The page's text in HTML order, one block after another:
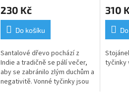
230 Kč
Do košíku
Santalové dřevo pochází z
Indie a tradičně se pálí večer,
aby se zabránilo zlým duchům a
negativitě. Vonné tyčinky jsou
310
tyčinky